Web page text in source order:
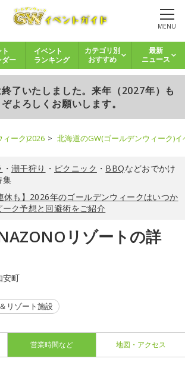
MENU
ダー
イベント
ランキング
カテゴリ別
おすすめ
最新
ニュース
了いたしました。来年（2027年）も
よろしくお願いします。
ーク)2026 北海道のGW(ゴールデンウィーク)
・ 潮干狩り ・ ピクニック ・ BBQなどおでかけ
集
休も】2026年のゴールデンウィークはいつか
ク予想と回避術をご紹介
リゾートの詳
安町
リゾート施設
営業時間など 地図・アクセス